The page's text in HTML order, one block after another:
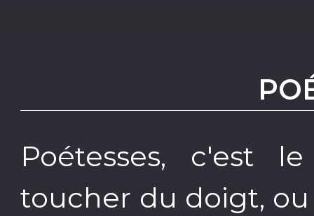
Poétesses, c'est
toucher du doigt,